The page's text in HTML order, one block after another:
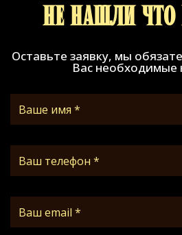
Не нашли
Оставьте заявку, мы
Вас необходимые